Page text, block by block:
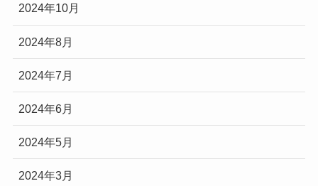
2024年10月
2024年8月
2024年7月
2024年6月
2024年5月
2024年3月